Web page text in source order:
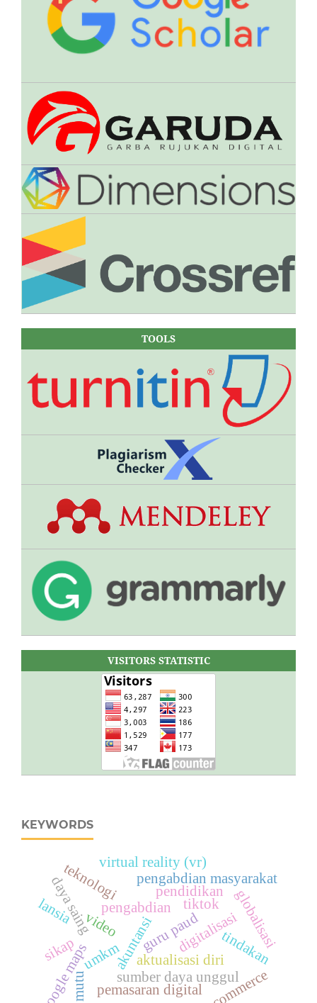
TOOLS
VISITORS STATISTIC
KEYWORDS
pengabdian
video
pendidikan
akuntansi
tiktok
sumber daya unggul
aktualisasi diri
guru paud
teknologi
umkm
digitalisasi
google maps
pengabdian masyarakat
e-commerce
pemasaran digital
daya saing globalisasi
mutu
virtual reality (vr)
lansia
sikap tindakan